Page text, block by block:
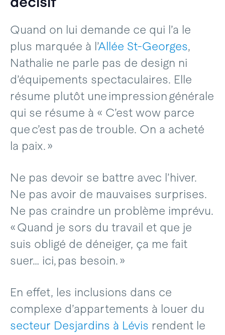
Quand on lui demande ce qui l’a le
plus marquée à l’Allée St-Georges,
Nathalie ne parle pas de design ni
d’équipements spectaculaires. Elle
résume plutôt une impression générale
qui se résume à « C’est wow parce
que c’est pas de trouble. On a acheté
la paix. »
Ne pas devoir se battre avec l’hiver.
Ne pas avoir de mauvaises surprises.
Ne pas craindre un problème imprévu.
« Quand je sors du travail et que je
suis obligé de déneiger, ça me fait
suer… ici, pas besoin. »
En effet, les inclusions dans ce
complexe d’appartements à louer du
secteur Desjardins à Lévis rendent le